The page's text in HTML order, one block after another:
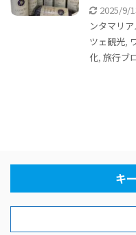
2025/9/
ンタマリ
ツェ観光,
化, 旅行ブ
キ